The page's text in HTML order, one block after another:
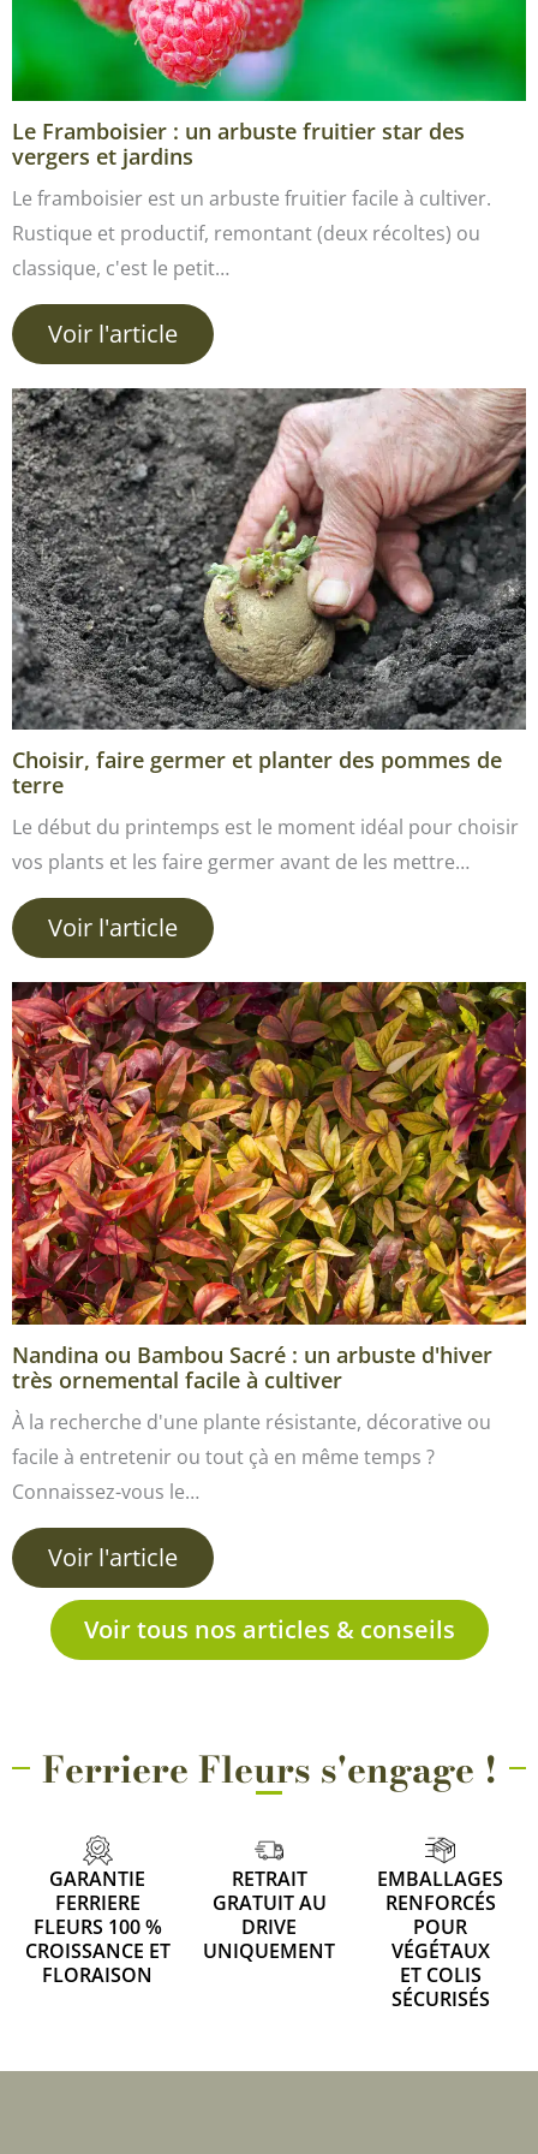
Le Framboisier : un arbuste fruitier star des
vergers et jardins
Le framboisier est un arbuste fruitier facile à cultiver.
Rustique et productif, remontant (deux récoltes) ou
classique, c'est le petit…
Voir l'article
Choisir, faire germer et planter des pommes de
terre
Le début du printemps est le moment idéal pour choisir
vos plants et les faire germer avant de les mettre…
Voir l'article
Nandina ou Bambou Sacré : un arbuste d'hiver
très ornemental facile à cultiver
À la recherche d'une plante résistante, décorative ou
facile à entretenir ou tout çà en même temps ?
Connaissez-vous le…
Voir l'article
Voir tous nos articles & conseils
Ferriere Fleurs s'engage !
GARANTIE
FERRIERE
FLEURS 100 %
CROISSANCE ET
FLORAISON
RETRAIT
GRATUIT AU
DRIVE
UNIQUEMENT
EMBALLAGES
RENFORCÉS
POUR
VÉGÉTAUX
ET COLIS
SÉCURISÉS